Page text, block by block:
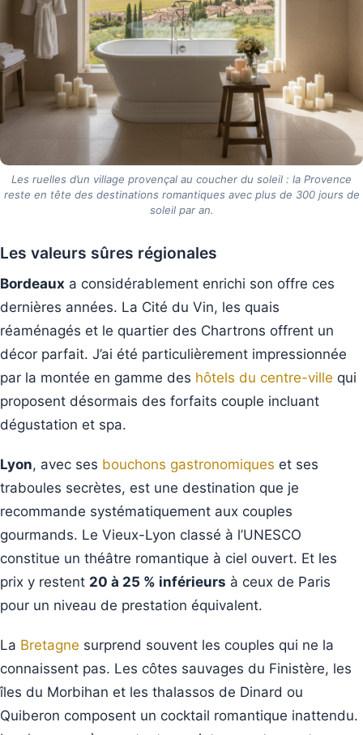
Les ruelles d’un village provençal au coucher du soleil : la Provence
reste en tête des destinations romantiques avec plus de 300 jours de
soleil par an.
Les valeurs sûres régionales
Bordeaux a considérablement enrichi son offre ces
dernières années. La Cité du Vin, les quais
réaménagés et le quartier des Chartrons offrent un
décor parfait. J’ai été particulièrement impressionnée
par la montée en gamme des hôtels du centre-ville qui
proposent désormais des forfaits couple incluant
dégustation et spa.
Lyon, avec ses bouchons gastronomiques et ses
traboules secrètes, est une destination que je
recommande systématiquement aux couples
gourmands. Le Vieux-Lyon classé à l’UNESCO
constitue un théâtre romantique à ciel ouvert. Et les
prix y restent 20 à 25 % inférieurs à ceux de Paris
pour un niveau de prestation équivalent.
La Bretagne surprend souvent les couples qui ne la
connaissent pas. Les côtes sauvages du Finistère, les
îles du Morbihan et les thalassos de Dinard ou
Quiberon composent un cocktail romantique inattendu.